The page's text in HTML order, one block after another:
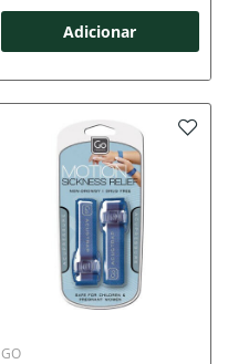
Adicionar
GO